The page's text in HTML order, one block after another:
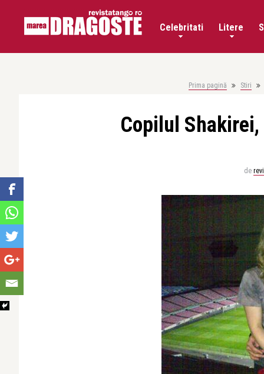
Celebritati Litere
Prima pagină Stiri
Copilul
de